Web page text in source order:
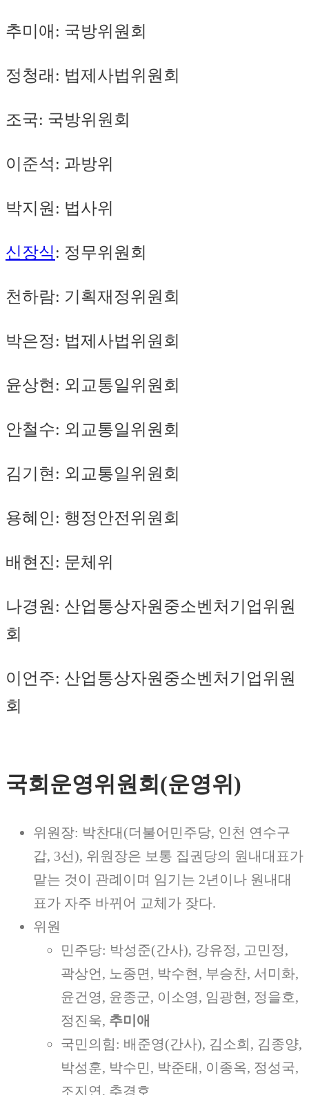
추미애: 국방위원회
정청래: 법제사법위원회
조국: 국방위원회
이준석: 과방위
박지원: 법사위
신장식: 정무위원회
천하람: 기획재정위원회
박은정: 법제사법위원회
윤상현: 외교통일위원회
안철수: 외교통일위원회
김기현: 외교통일위원회
용혜인: 행정안전위원회
배현진: 문체위
나경원: 산업통상자원중소벤처기업위원
회
이언주: 산업통상자원중소벤처기업위원
회
국회운영위원회(운영위)
위원장: 박찬대(더불어민주당, 인천 연수구
갑, 3선), 위원장은 보통 집권당의 원내대표가
맡는 것이 관례이며 임기는 2년이나 원내대
표가 자주 바뀌어 교체가 잦다.
위원
민주당: 박성준(간사), 강유정, 고민정,
곽상언, 노종면, 박수현, 부승찬, 서미화,
윤건영, 윤종군, 이소영, 임광현, 정을호,
정진욱, 추미애
국민의힘: 배준영(간사), 김소희, 김종양,
박성훈, 박수민, 박준태, 이종옥, 정성국,
조지연, 추경호